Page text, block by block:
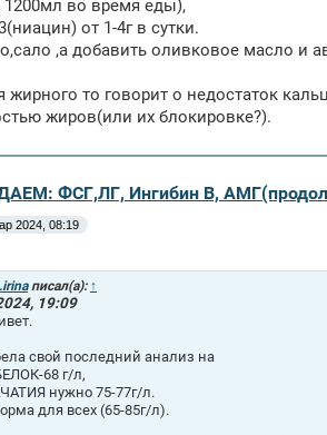
во время еды),
от 1-4г в сутки.
,а добавить оливковое масло и
жирного то говорит о недостаток
жиров(или их блокировке?).
ФСГ,ЛГ, Ингибин В,
2024, 08:19
писал(а): ↑
19:09
свой последний анализ на
68 г/л,
нужно 75-77г/л.
для всех (65-85г/л).